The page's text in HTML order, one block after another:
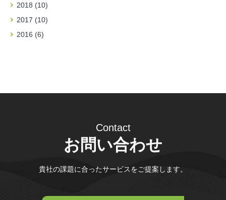
2018 (10)
2017 (10)
2016 (6)
Contact
お問い合わせ
貴社の課題に合ったサービスをご提案します。